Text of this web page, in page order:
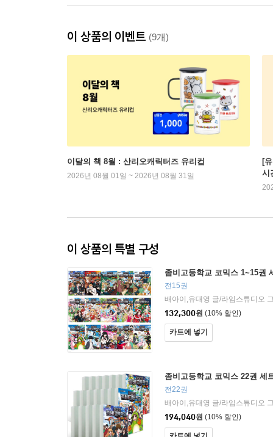
이 상품의 이벤트 (9개)
이달의 책 8월 : 산리오캐릭터즈 유리컵
2026년 08월 01일 ~ 2026년 08월 31일
[
시
이 상품의 특별 구성
좀비고등학교 코믹스 1~15권
전15권
배아이,유대영 글/라임스튜디오
132,300원 (10% 할인)
카트에 넣기
좀비고등학교 코믹스 22권 세
전22권
배아이,유대영 글/라임스튜디오
194,040원 (10% 할인)